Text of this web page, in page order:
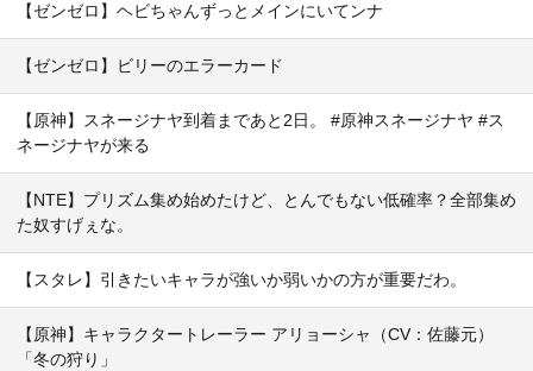
【ゼンゼロ】ヘビちゃんずっとメインにいてンナ
【ゼンゼロ】ビリーのエラーカード
【原神】スネージナヤ到着まであと2日。 #原神スネージナヤ #ス
ネージナヤが来る
【NTE】プリズム集め始めたけど、とんでもない低確率？全部集め
た奴すげぇな。
【スタレ】引きたいキャラが強いか弱いかの方が重要だわ。
【原神】キャラクタートレーラー アリョーシャ（CV：佐藤元）
「冬の狩り」